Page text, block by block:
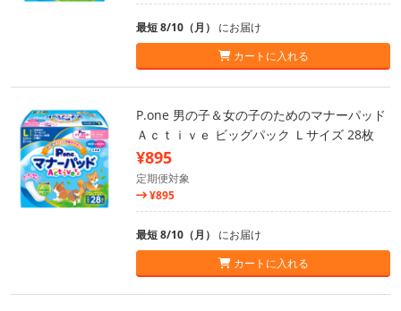
最短 8/10（月） にお届け
カートに入れる
P.one 男の子＆女の子のためのマナーパッド
Ａｃｔｉｖｅ ビッグパック Ｌサイズ 28枚
¥895
定期便対象
¥895
最短 8/10（月） にお届け
カートに入れる